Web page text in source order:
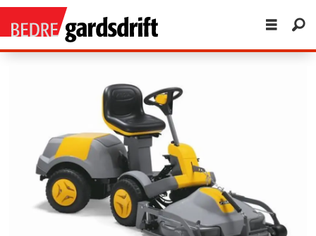
oktober
2010